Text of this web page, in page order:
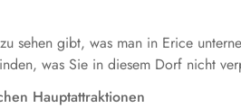
sehen gibt, was man in Erice
was Sie in diesem Dorf nicht
Hauptattraktionen